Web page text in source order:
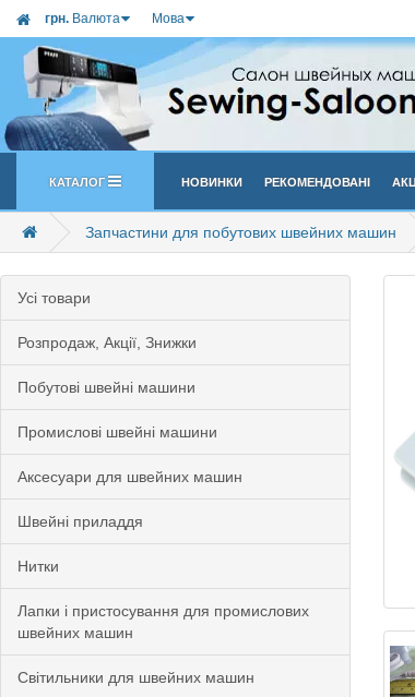
грн. Валюта Мова
Каталог Новинки Рекомендовані
Запчастини для побутових швейних машин
Усi товари
Розпродаж, Акції, Знижки
Побутові швейні машини
Промислові швейні машини
Аксесуари для швейних машин
Швейні приладдя
Нитки
Лапки і пристосування для промислових
швейних машин
Світильники для швейних машин